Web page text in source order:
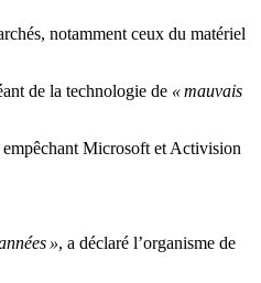
notamment ceux du matériel
de la technologie de « mauvais
Microsoft et Activision
», a déclaré l’organisme de